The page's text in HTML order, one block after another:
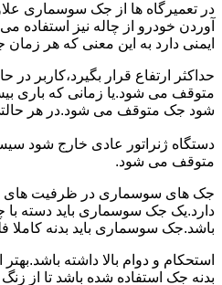
در تعمیرگاه ها از جک سوسماری
آوردن خودرو از چاله نیز
ایمنی دارد به این معنی که هر
حداکثر ارتفاع قرار بگیرد،کاربر در
متوقف می شود.یا زمانی که باری
شود جک متوقف می شود.در هر
دستگاه ژنراتور عادی خارج شود
متوقف می شود.
جک های سوسماری در ظرفیت های
باشد.جک سوسماری باید بدنه کاملا
استحکام و دوام بالا داشته
بدنه جک استفاده شده باشد تا از